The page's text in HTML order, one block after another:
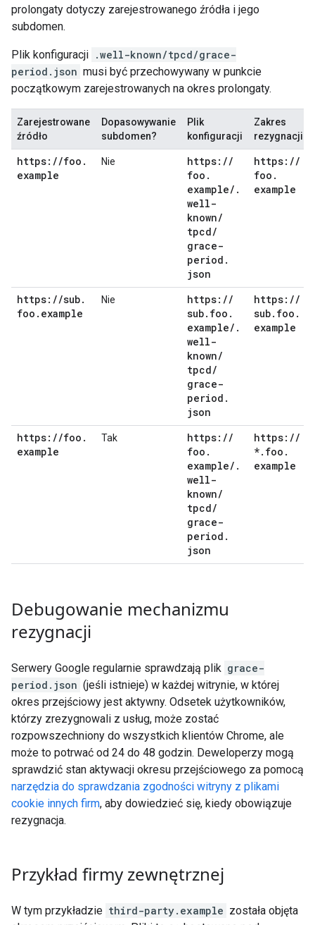
prolongaty dotyczy zarejestrowanego źródła i jego
subdomen.
Plik konfiguracji .well-known/tpcd/grace-
period.json musi być przechowywany w punkcie
początkowym zarejestrowanych na okres prolongaty.
Zarejestrowane
źródło
Dopasowywanie
subdomen?
Plik
konfiguracji
Zakres
rezygnacji
https: //foo .
example
Nie https: //
foo .
example/ .
well-
known/
tpcd/
grace-
period .
json
https: //
foo .
example
https: //sub.
foo . example
Nie https: //
sub. foo .
example/ .
well-
known/
tpcd/
grace-
period .
json
https: //
sub. foo .
example
https: //foo .
example
Tak https: //
foo .
example/ .
well-
known/
tpcd/
grace-
period .
json
https: //
*. foo .
example
Debugowanie mechanizmu
rezygnacji
Serwery Google regularnie sprawdzają plik grace-
period.json (jeśli istnieje) w każdej witrynie, w której
okres przejściowy jest aktywny. Odsetek użytkowników,
którzy zrezygnowali z usług, może zostać
rozpowszechniony do wszystkich klientów Chrome, ale
może to potrwać od 24 do 48 godzin. Deweloperzy mogą
sprawdzić stan aktywacji okresu przejściowego za pomocą
narzędzia do sprawdzania zgodności witryny z plikami
cookie innych firm, aby dowiedzieć się, kiedy obowiązuje
rezygnacja.
Przykład firmy zewnętrznej
W tym przykładzie third-party.example została objęta